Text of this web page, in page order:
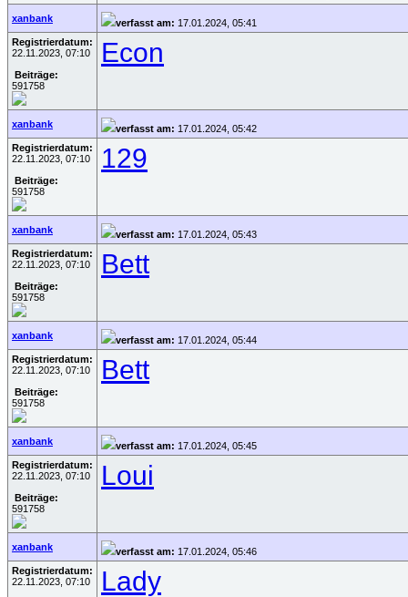
xanbank verfasst am: 17.01.2024, 05:41
Registrierdatum:
22.11.2023, 07:10
Beiträge:
591758
Econ
xanbank verfasst am: 17.01.2024, 05:42
Registrierdatum:
22.11.2023, 07:10
Beiträge:
591758
129
xanbank verfasst am: 17.01.2024, 05:43
Registrierdatum:
22.11.2023, 07:10
Beiträge:
591758
Bett
xanbank verfasst am: 17.01.2024, 05:44
Registrierdatum:
22.11.2023, 07:10
Beiträge:
591758
Bett
xanbank verfasst am: 17.01.2024, 05:45
Registrierdatum:
22.11.2023, 07:10
Beiträge:
591758
Loui
xanbank verfasst am: 17.01.2024, 05:46
Registrierdatum:
22.11.2023, 07:10
Lady